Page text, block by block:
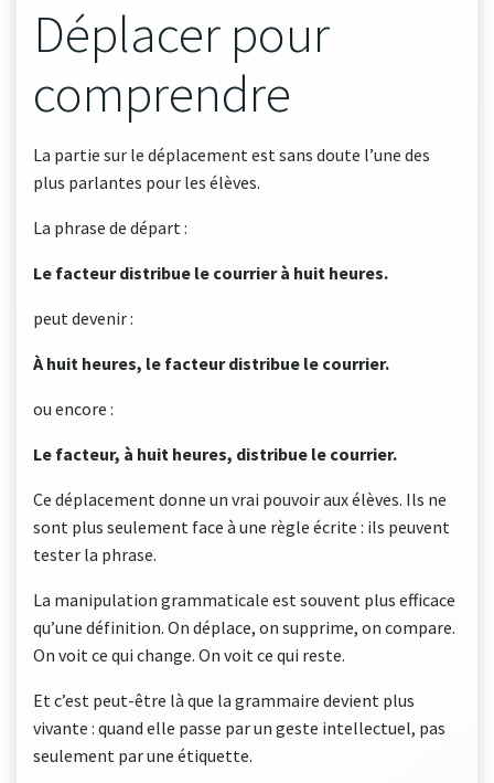
Déplacer pour
comprendre
La partie sur le déplacement est sans doute l’une des
plus parlantes pour les élèves.
La phrase de départ :
Le facteur distribue le courrier à huit heures.
peut devenir :
À huit heures, le facteur distribue le courrier.
ou encore :
Le facteur, à huit heures, distribue le courrier.
Ce déplacement donne un vrai pouvoir aux élèves. Ils ne
sont plus seulement face à une règle écrite : ils peuvent
tester la phrase.
La manipulation grammaticale est souvent plus efficace
qu’une définition. On déplace, on supprime, on compare.
On voit ce qui change. On voit ce qui reste.
Et c’est peut-être là que la grammaire devient plus
vivante : quand elle passe par un geste intellectuel, pas
seulement par une étiquette.